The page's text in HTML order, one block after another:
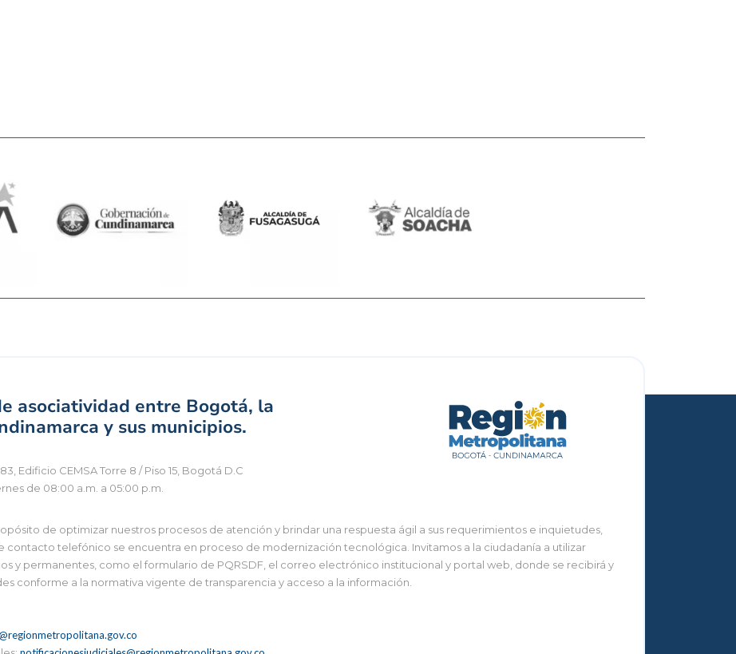
asociatividad entre Bogotá, la
y sus municipios.
Edificio CEMSA Torre 8 / Piso 15, Bogotá D.C
de 08:00 a.m. a 05:00 p.m.
de optimizar nuestros procesos de atención y brindar una respuesta ágil a sus requerimientos e inquietudes,
contacto telefónico se encuentra en proceso de modernización tecnológica. Invitamos a la ciudadanía a utilizar
y permanentes, como el formulario de PQRSDF, el correo electrónico institucional y portal web, donde se recibirá y
conforme a la normativa vigente de transparencia y acceso a la información.